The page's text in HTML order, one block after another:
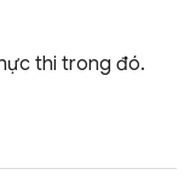
thi trong đó.